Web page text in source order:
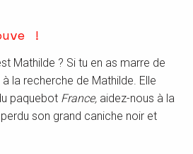
!
Mathilde ? Si tu en as marre de
la recherche de Mathilde. Elle
paquebot France, aidez-nous à la
son grand caniche noir et